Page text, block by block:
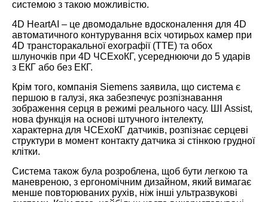
системою з такою можливістю.
4D HeartAI – це двомодальне вдосконалення для 4D
автоматичного контурування всіх чотирьох камер при
4D трансторакальної ехографії (TTE) та обох
шлуночків при 4D ЧСЕхоКГ, усереднюючи до 5 ударів
з ЕКГ або без ЕКГ.
Крім того, компанія Siemens заявила, що система є
першою в галузі, яка забезпечує розпізнавання
зображення серця в режимі реального часу. ШІ Assist,
нова функція на основі штучного інтелекту,
характерна для ЧСЕхоКГ датчиків, розпізнає серцеві
структури в момент контакту датчика зі стінкою грудної
клітки.
Система також була розроблена, щоб бути легкою та
маневреною, з ергономічним дизайном, який вимагає
менше повторюваних рухів, ніж інші ультразвукові